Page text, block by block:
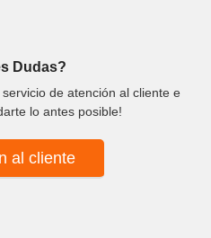
Dudas?
de atención al cliente e
lo antes posible!
al cliente